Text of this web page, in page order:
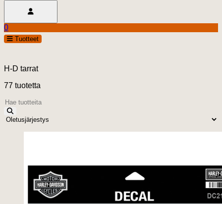
Ostoskori
0.00 €
0
openTuotteet
H-D tarrat
77 tuotetta